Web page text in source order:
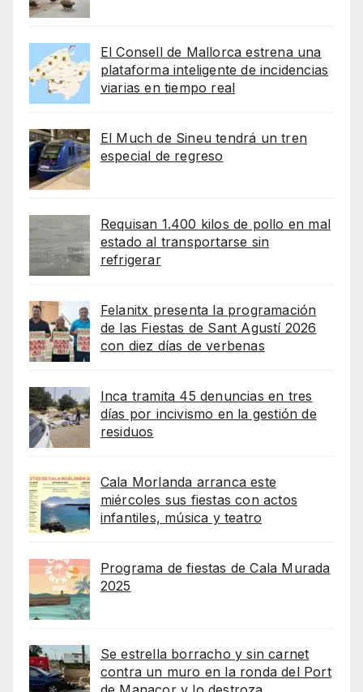
El Consell de Mallorca estrena una
plataforma inteligente de incidencias
viarias en tiempo real
El Much de Sineu tendrá un tren
especial de regreso
Requisan 1.400 kilos de pollo en mal
estado al transportarse sin
refrigerar
Felanitx presenta la programación
de las Fiestas de Sant Agustí 2026
con diez días de verbenas
Inca tramita 45 denuncias en tres
días por incivismo en la gestión de
residuos
Cala Morlanda arranca este
miércoles sus fiestas con actos
infantiles, música y teatro
Programa de fiestas de Cala Murada
2025
Se estrella borracho y sin carnet
contra un muro en la ronda del Port